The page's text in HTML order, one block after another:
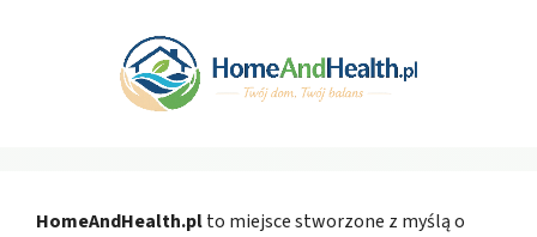
HomeAndHealth.plto miejsce stworzone z myślą o